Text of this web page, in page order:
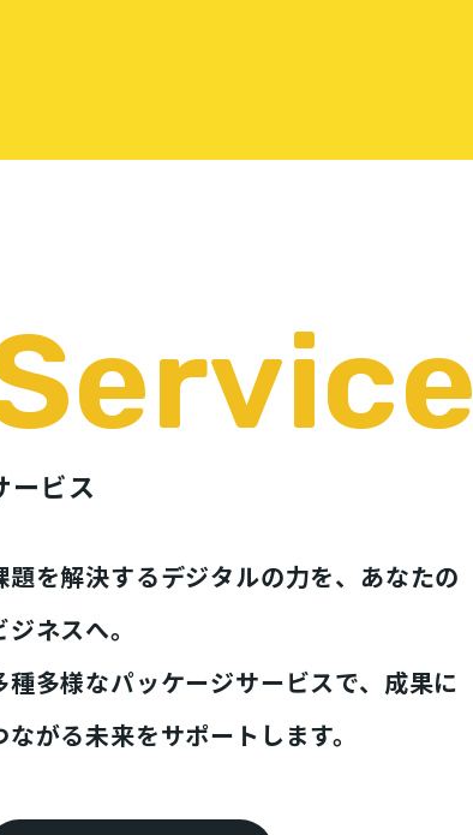
ービス
題を解決するデジタルの力を、あなたの
ジネスへ。
種多様なパッケージサービスで、成果に
ながる未来をサポートします。